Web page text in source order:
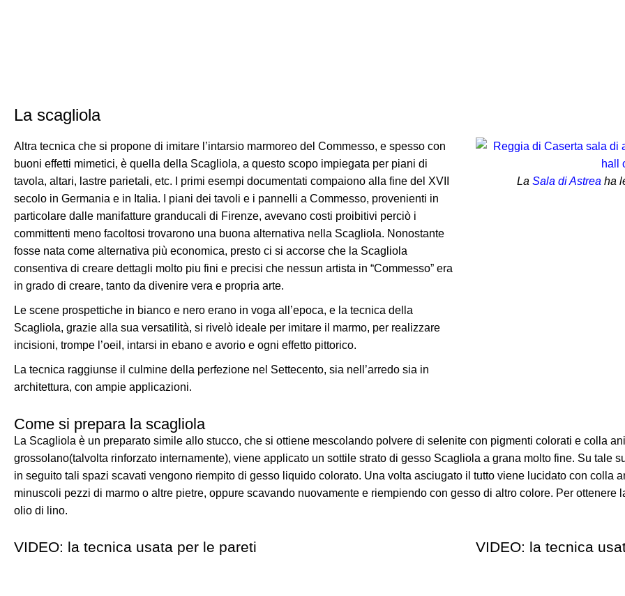
La scagliola
Altra tecnica che si propone di imitare l’intarsio marmoreo del Commesso, e spesso con
buoni effetti mimetici, è quella della Scagliola, a questo scopo impiegata per piani di
tavola, altari, lastre parietali, etc. I primi esempi documentati compaiono alla fine del XVII
secolo in Germania e in Italia. I piani dei tavoli e i pannelli a Commesso, provenienti in
particolare dalle manifatture granducali di Firenze, avevano costi proibitivi perciò i
committenti meno facoltosi trovarono una buona alternativa nella Scagliola. Nonostante
fosse nata come alternativa più economica, presto ci si accorse che la Scagliola
consentiva di creare dettagli molto piu fini e precisi che nessun artista in “Commesso” era
in grado di creare, tanto da divenire vera e propria arte.
Le scene prospettiche in bianco e nero erano in voga all’epoca, e la tecnica della
Scagliola, grazie alla sua versatilità, si rivelò ideale per imitare il marmo, per realizzare
incisioni, trompe l’oeil, intarsi in ebano e avorio e ogni effetto pittorico.
La tecnica raggiunse il culmine della perfezione nel Settecento, sia nell’arredo sia in
architettura, con ampie applicazioni.
La Sala di Astrea ha
Come si prepara la scagliola
La Scagliola è un preparato simile allo stucco, che si ottiene mescolando polvere di selenite con pigmenti colorati e colla
grossolano(talvolta rinforzato internamente), viene applicato un sottile strato di gesso Scagliola a grana molto fine. Su tale
in seguito tali spazi scavati vengono riempito di gesso liquido colorato. Una volta asciugato il tutto viene lucidato con colla
minuscoli pezzi di marmo o altre pietre, oppure scavando nuovamente e riempiendo con gesso di altro colore. Per
olio di lino.
VIDEO: la tecnica usata per le pareti VIDEO: la tecnica